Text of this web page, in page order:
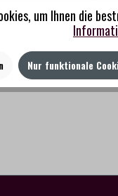
um Ihnen die
Nur funktionale